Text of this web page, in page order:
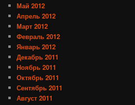
Май 2012
Апрель 2012
Март 2012
Февраль 2012
Январь 2012
Декабрь 2011
Ноябрь 2011
Октябрь 2011
Сентябрь 2011
Август 2011